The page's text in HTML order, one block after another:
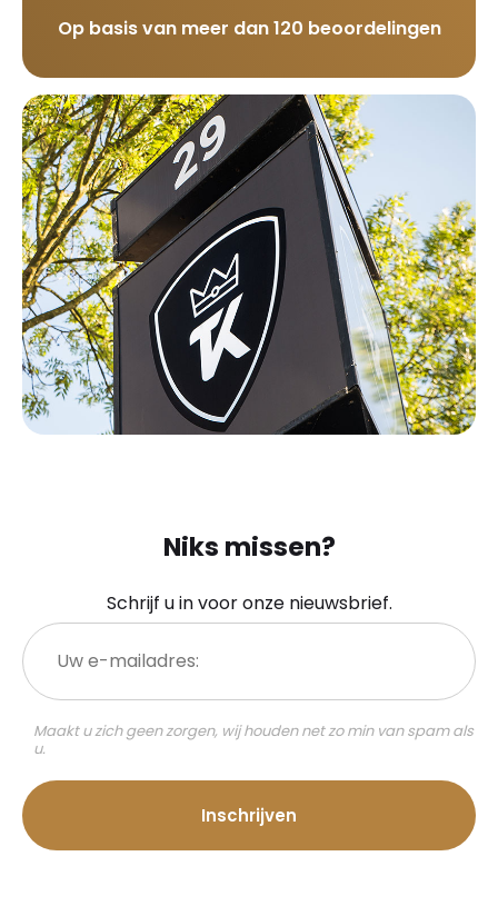
Op basis van meer dan 120 beoordelingen
Niks missen?
Schrijf u in voor onze nieuwsbrief.
Uw
e-
mailadres:
Maakt u zich geen zorgen, wij houden net zo min van spam als
u.